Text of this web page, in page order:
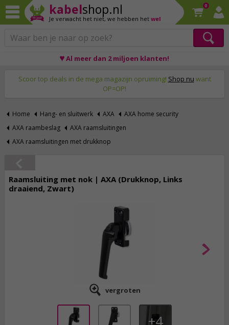
kabelshop.nl
Je verwacht het niet, we hebben het wel
0
♥ Al meer dan 2 miljoen klanten!
Scoor top deals in de mega magazijn opruiming! Shop nu want
OP=OP!
Home Hang- en sluitwerk AXA
AXA home security
AXA raambeslag
AXA raamsluitingen
AXA raamsluitingen met drukknop
Raamsluiting met nok | AXA (Drukknop, Links
draaiend, Zwart)
vergroten
4